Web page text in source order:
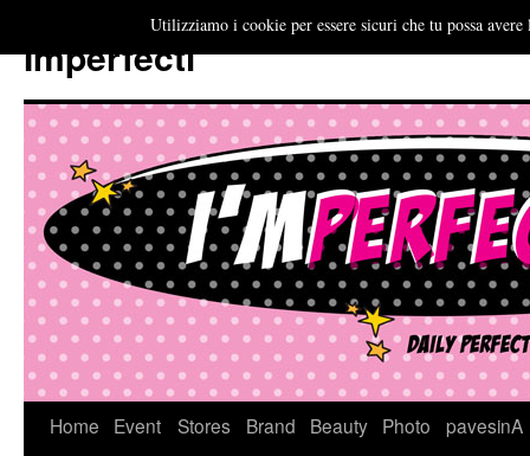
Imperfecti
VaiHome Event Stores Brand Beauty Photo
pavesinA
Utilizziamo i cookie per essere sicuri che tu possa